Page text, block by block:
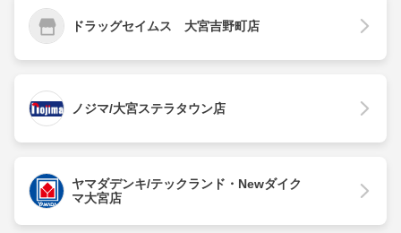
ドラッグセイムス 大宮吉野町店
ノジマ/大宮ステラタウン店
ヤマダデンキ/テックランド・Newダイク
マ大宮店